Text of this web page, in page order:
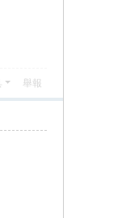
舉報